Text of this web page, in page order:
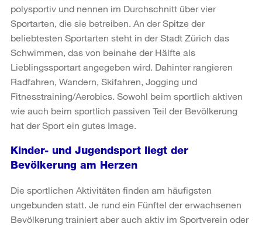
polysportiv und nennen im Durchschnitt über vier
Sportarten, die sie betreiben. An der Spitze der
beliebtesten Sportarten steht in der Stadt Zürich das
Schwimmen, das von beinahe der Hälfte als
Lieblingssportart angegeben wird. Dahinter rangieren
Radfahren, Wandern, Skifahren, Jogging und
Fitnesstraining/Aerobics. Sowohl beim sportlich aktiven
wie auch beim sportlich passiven Teil der Bevölkerung
hat der Sport ein gutes Image.
Kinder- und Jugendsport liegt der
Bevölkerung am Herzen
Die sportlichen Aktivitäten finden am häufigsten
ungebunden statt. Je rund ein Fünftel der erwachsenen
Bevölkerung trainiert aber auch aktiv im Sportverein oder